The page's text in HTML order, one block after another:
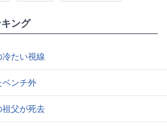
ング
たい視線
ンチ外
父が死去